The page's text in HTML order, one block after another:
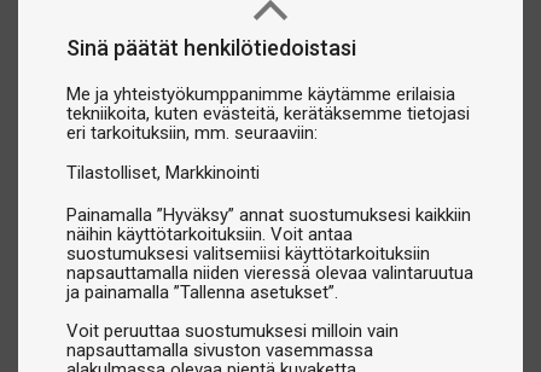
Sinä päätät henkilötiedoistasi
Me ja yhteistyökumppanimme käytämme erilaisia
tekniikoita, kuten evästeitä, kerätäksemme tietojasi
eri tarkoituksiin, mm. seuraaviin:
Tilastolliset Markkinointi
Painamalla ”Hyväksy” annat suostumuksesi kaikkiin
näihin käyttötarkoituksiin. Voit antaa
suostumuksesi valitsemiisi käyttötarkoituksiin
napsauttamalla niiden vieressä olevaa valintaruutua
ja painamalla ”Tallenna asetukset”.
Voit peruuttaa suostumuksesi milloin vain
napsauttamalla sivuston vasemmassa